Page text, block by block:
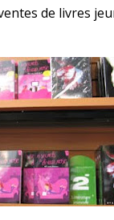
de livres